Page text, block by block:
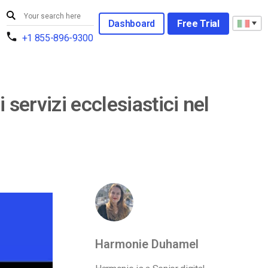
+1 855-896-9300
Dashboard Free Trial
servizi ecclesiastici nel
Harmonie Duhamel